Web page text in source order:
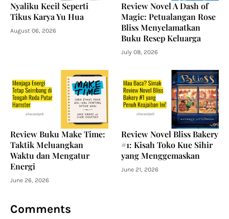
Nyaliku Kecil Seperti
Tikus Karya Yu Hua
August 06, 2026
Review Novel A Dash of
Magic: Petualangan Rose
Bliss Menyelamatkan
Buku Resep Keluarga
July 08, 2026
Review Buku Make Time:
Taktik Meluangkan
Waktu dan Mengatur
Energi
June 26, 2026
Review Novel Bliss Bakery
#1: Kisah Toko Kue Sihir
yang Menggemaskan
June 21, 2026
Comments